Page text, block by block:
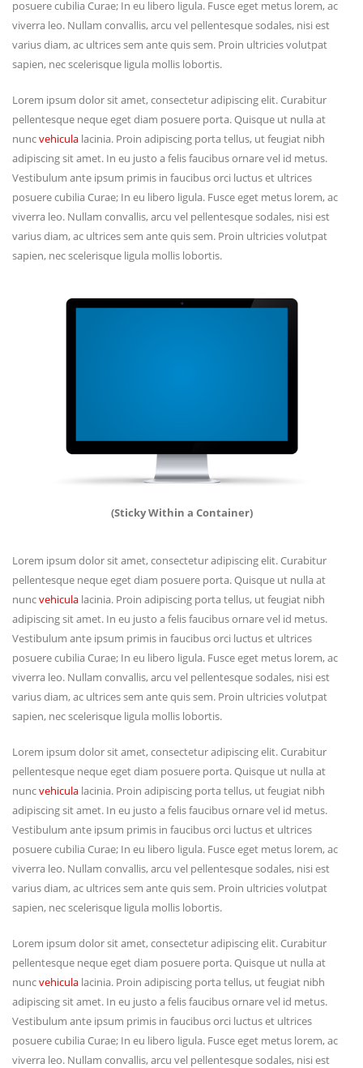
posuere cubilia Curae; In eu libero ligula. Fusce eget metus lorem, ac
viverra leo. Nullam convallis, arcu vel pellentesque sodales, nisi est
varius diam, ac ultrices sem ante quis sem. Proin ultricies volutpat
sapien, nec scelerisque ligula mollis lobortis.
Lorem ipsum dolor sit amet, consectetur adipiscing elit. Curabitur
pellentesque neque eget diam posuere porta. Quisque ut nulla at
nuncvehicula lacinia. Proin adipiscing porta tellus, ut feugiat nibh
adipiscing sit amet. In eu justo a felis faucibus ornare vel id metus.
Vestibulum ante ipsum primis in faucibus orci luctus et ultrices
posuere cubilia Curae; In eu libero ligula. Fusce eget metus lorem, ac
viverra leo. Nullam convallis, arcu vel pellentesque sodales, nisi est
varius diam, ac ultrices sem ante quis sem. Proin ultricies volutpat
sapien, nec scelerisque ligula mollis lobortis.
(Sticky Within a Container)
Lorem ipsum dolor sit amet, consectetur adipiscing elit. Curabitur
pellentesque neque eget diam posuere porta. Quisque ut nulla at
nuncvehicula lacinia. Proin adipiscing porta tellus, ut feugiat nibh
adipiscing sit amet. In eu justo a felis faucibus ornare vel id metus.
Vestibulum ante ipsum primis in faucibus orci luctus et ultrices
posuere cubilia Curae; In eu libero ligula. Fusce eget metus lorem, ac
viverra leo. Nullam convallis, arcu vel pellentesque sodales, nisi est
varius diam, ac ultrices sem ante quis sem. Proin ultricies volutpat
sapien, nec scelerisque ligula mollis lobortis.
Lorem ipsum dolor sit amet, consectetur adipiscing elit. Curabitur
pellentesque neque eget diam posuere porta. Quisque ut nulla at
nuncvehicula lacinia. Proin adipiscing porta tellus, ut feugiat nibh
adipiscing sit amet. In eu justo a felis faucibus ornare vel id metus.
Vestibulum ante ipsum primis in faucibus orci luctus et ultrices
posuere cubilia Curae; In eu libero ligula. Fusce eget metus lorem, ac
viverra leo. Nullam convallis, arcu vel pellentesque sodales, nisi est
varius diam, ac ultrices sem ante quis sem. Proin ultricies volutpat
sapien, nec scelerisque ligula mollis lobortis.
Lorem ipsum dolor sit amet, consectetur adipiscing elit. Curabitur
pellentesque neque eget diam posuere porta. Quisque ut nulla at
nuncvehicula lacinia. Proin adipiscing porta tellus, ut feugiat nibh
adipiscing sit amet. In eu justo a felis faucibus ornare vel id metus.
Vestibulum ante ipsum primis in faucibus orci luctus et ultrices
posuere cubilia Curae; In eu libero ligula. Fusce eget metus lorem, ac
viverra leo. Nullam convallis, arcu vel pellentesque sodales, nisi est